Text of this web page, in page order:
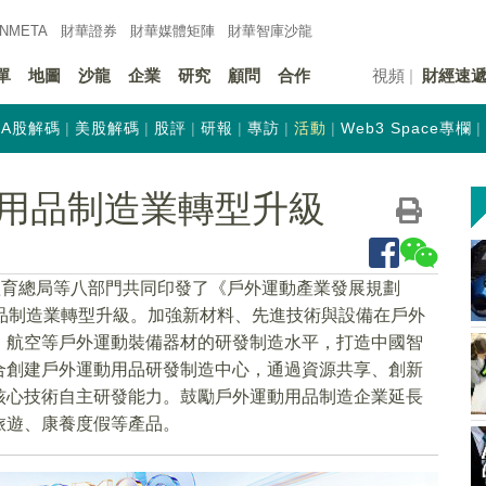
財華證券 財華媒體矩陣 財華智庫沙龍
地圖 沙龍 企業 研究 顧問 合作 視頻 財經速遞
A股解碼 美股解碼 股評 研報 專訪 活動 Web3 Space專欄
品制造業轉型升級
總局等八部門共同印發了《戶外運動產業發展規劃
造業轉型升級。加強新材料、先進技術與設備在戶外
空等戶外運動裝備器材的研發制造水平，打造中國智
建戶外運動用品研發制造中心，通過資源共享、創新
技術自主研發能力。鼓勵戶外運動用品制造企業延長
、康養度假等產品。